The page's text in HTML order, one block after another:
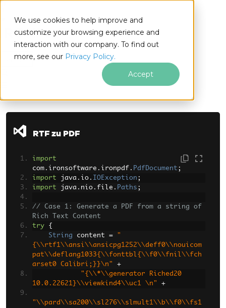
We use cookies to help improve and
customize your browsing experience and
interaction with our company. To find out
more, see our Privacy Policy.
Accept
Java
Zum Fußzeileninhalt springen
RTF zu PDF
import
com . ironsoftware . ironpdf . PdfDocument ;
import java . io . IOException ;
import java . nio . file . Paths ;
// Case 1: Generate a PDF from a string of
Rich Text Content
try
{
String content =
"
{\\rtf1\\ansi\\ansicpg1252\\deff0\\nouicom
pat\\deflang1033{\\fonttbl{\\f0\\fnil\\fch
arset0 Calibri;}}\n"
+
"{\\*\\generator Riched20
10.0.22621}\\viewkind4\\uc1 \n"
+
"\\pard\\sa200\\sl276\\slmult1\\b\\f0\\fs1